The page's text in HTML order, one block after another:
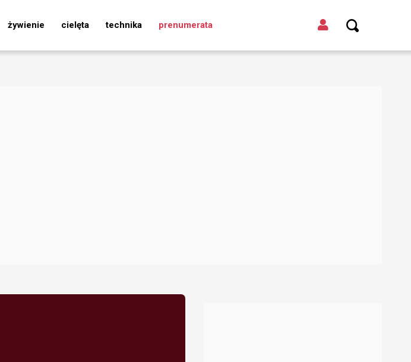
żywienie cielęta technika prenumerata